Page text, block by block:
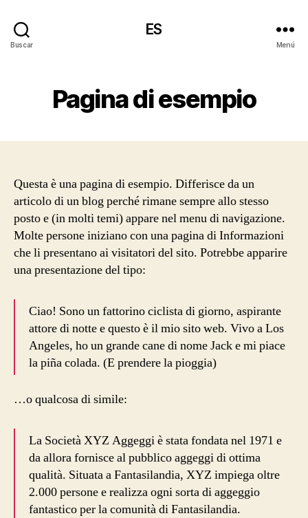
Buscar
ES
Menú
Pagina di esempio
Questa è una pagina di esempio. Differisce da un
articolo di un blog perché rimane sempre allo stesso
posto e (in molti temi) appare nel menu di navigazione.
Molte persone iniziano con una pagina di Informazioni
che li presentano ai visitatori del sito. Potrebbe apparire
una presentazione del tipo:
Ciao! Sono un fattorino ciclista di giorno, aspirante
attore di notte e questo è il mio sito web. Vivo a Los
Angeles, ho un grande cane di nome Jack e mi piace
la piña colada. (E prendere la pioggia)
…o qualcosa di simile:
La Società XYZ Aggeggi è stata fondata nel 1971 e
da allora fornisce al pubblico aggeggi di ottima
qualità. Situata a Fantasilandia, XYZ impiega oltre
2.000 persone e realizza ogni sorta di aggeggio
fantastico per la comunità di Fantasilandia.